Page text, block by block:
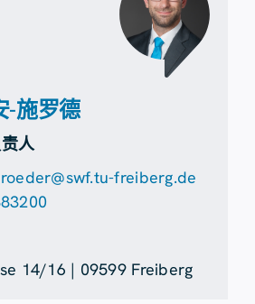
-施罗德
人
freiberg.de
14/16 | 09599 Freiberg